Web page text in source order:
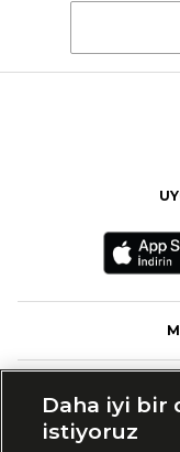
Daha iyi bir
istiyoruz